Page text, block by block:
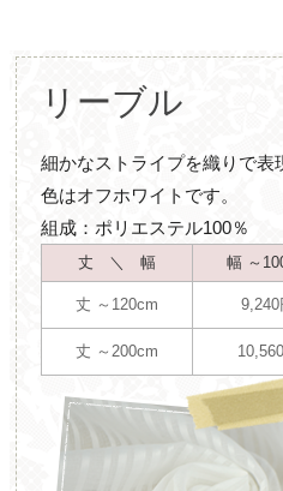
リーブル
細かなストライプを織りで表
色はオフホワイトです。
組成：ポリエステル100％
丈 ＼ 幅 幅 ～
丈 ～120cm 9,240
丈 ～200cm